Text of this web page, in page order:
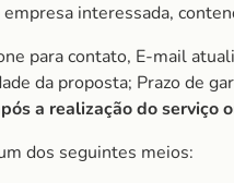
interessada,
para contato, E-mail
da proposta; Prazo de
a realização do serviço
dos seguintes meios: